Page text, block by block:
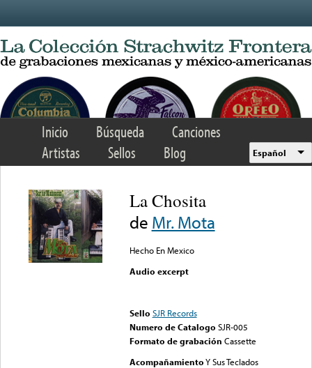
Inicio Búsqueda
Canciones
Artistas
Sellos Blog Español
La Chosita
de Mr. Mota
Hecho En Mexico
Audio excerpt
Sello SJR Records
Numero de Catalogo SJR-005
Formato de grabación Cassette
AcompañamientoY Sus Teclados